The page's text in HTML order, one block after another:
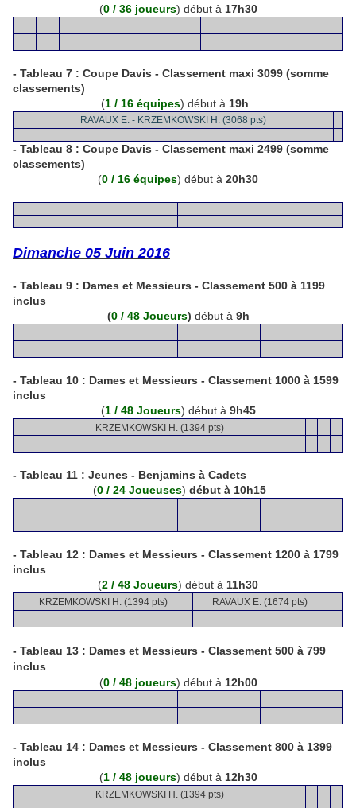
(0 / 36 joueurs) début à 17h30
- Tableau 7 : Coupe Davis - Classement maxi 3099 (somme
classements)
(1 / 16 équipes) début à 19h
RAVAUX E. - KRZEMKOWSKI H. (3068 pts)
- Tableau 8 : Coupe Davis - Classement maxi 2499 (somme
classements)
(0 / 16 équipes) début à 20h30
Dimanche 05 Juin 2016
- Tableau 9 : Dames et Messieurs - Classement 500 à 1199
inclus
(0 / 48 Joueurs) début à 9h
- Tableau 10 : Dames et Messieurs - Classement 1000 à 1599
inclus
(1 / 48 Joueurs) début à 9h45
KRZEMKOWSKI H. (1394 pts)
- Tableau 11 : Jeunes - Benjamins à Cadets
(0 / 24 Joueuses) début à 10h15
- Tableau 12 : Dames et Messieurs - Classement 1200 à 1799
inclus
(2 / 48 Joueurs) début à 11h30
KRZEMKOWSKI H. (1394 pts) RAVAUX E. (1674 pts)
- Tableau 13 : Dames et Messieurs - Classement 500 à 799
inclus
(0 / 48 joueurs) début à 12h00
- Tableau 14 : Dames et Messieurs - Classement 800 à 1399
inclus
(1 / 48 joueurs) début à 12h30
KRZEMKOWSKI H. (1394 pts)